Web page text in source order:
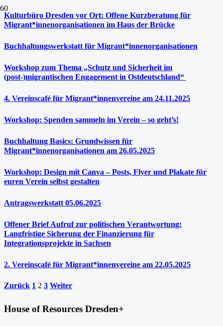
Kulturbüro Dresden vor Ort: Offene Kurzberatung für
Migrant*innenorganisationen im Haus der Brücke
Buchhaltungswerkstatt für Migrant*innenorganisationen
Workshop zum Thema „Schutz und Sicherheit im
(post-)migrantischen Engagement in Ostdeutschland“
4. Vereinscafé für Migrant*innenvereine am 24.11.2025
Workshop: Spenden sammeln im Verein – so geht’s!
Buchhaltung Basics: Grundwissen für
Migrant*innenorganisationen am 26.05.2025
Workshop: Design mit Canva – Posts, Flyer und Plakate für
euren Verein selbst gestalten
Antragswerkstatt 05.06.2025
Offener Brief Aufruf zur politischen Verantwortung:
Langfristige Sicherung der Finanzierung für
Integrationsprojekte in Sachsen
2. Vereinscafé für Migrant*innenvereine am 22.05.2025
Zurück 1 2 3 Weiter
House of Resources Dresden+